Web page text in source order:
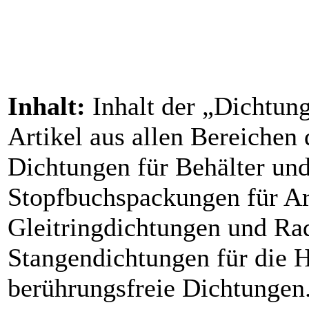
Inhalt: Inhalt der
Artikel aus allen
Dichtungen für Behälter
Stopfbuchspackungen für
Gleitringdichtungen und
Stangendichtungen für die
berührungsfreie